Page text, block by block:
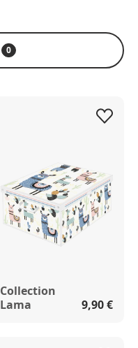
0
Collection
Lama
9,90 €